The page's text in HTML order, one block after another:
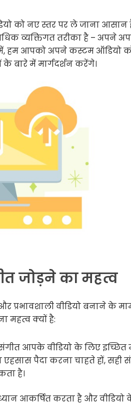
को नए स्तर पर ले जाना आसान
व्यक्तिगत तरीका है – अपने
आपको अपने कस्टम ऑडियो
में मार्गदर्शन करेंगे।
जोड़ने का महत्व
प्रभावशाली वीडियो बनाने के
महत्व क्यों है:
आपके वीडियो के लिए
एहसास पैदा करना चाहते हों,
है।
आकर्षित करता है और